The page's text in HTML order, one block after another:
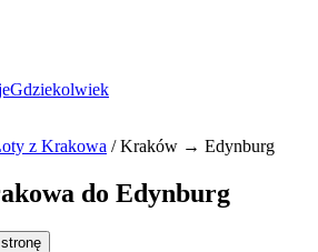
Gdziekolwiek
z Krakowa /Kraków → Edynburg
do Edynburg